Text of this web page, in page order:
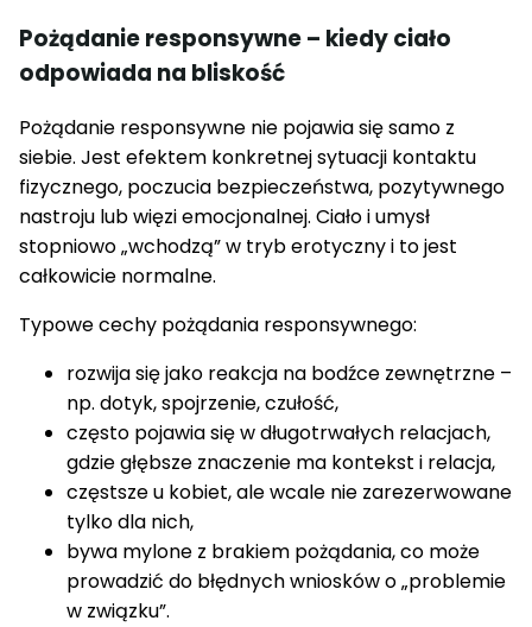
Pożądanie responsywne – kiedy ciało
odpowiada na bliskość
Pożądanie responsywne nie pojawia się samo z
siebie. Jest efektem konkretnej sytuacji kontaktu
fizycznego, poczucia bezpieczeństwa, pozytywnego
nastroju lub więzi emocjonalnej. Ciało i umysł
stopniowo „wchodzą” w tryb erotyczny i to jest
całkowicie normalne.
Typowe cechy pożądania responsywnego:
rozwija się jako reakcja na bodźce zewnętrzne –
np. dotyk, spojrzenie, czułość,
często pojawia się w długotrwałych relacjach,
gdzie głębsze znaczenie ma kontekst i relacja,
częstsze u kobiet, ale wcale nie zarezerwowane
tylko dla nich,
bywa mylone z brakiem pożądania, co może
prowadzić do błędnych wniosków o „problemie
w związku”.